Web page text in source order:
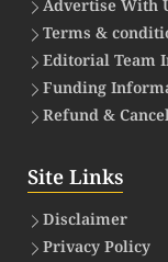
Advertise With
Terms &
Editorial Team
Funding
Refund &
Site Links
Disclaimer
Privacy Policy